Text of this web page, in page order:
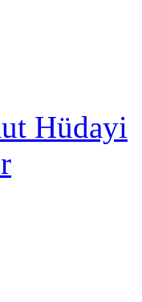
Hüdayi